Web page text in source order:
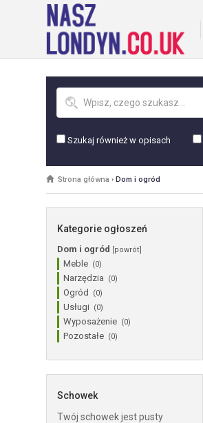
Szukaj również w opisach
Strona główna › Dom i ogród
Kategorie ogłoszeń
Dom i ogród [powrót]
Meble (0)
Narzędzia (0)
Ogród (0)
Usługi (0)
Wyposażenie (0)
Pozostałe (0)
Schowek
Twój schowek jest pusty